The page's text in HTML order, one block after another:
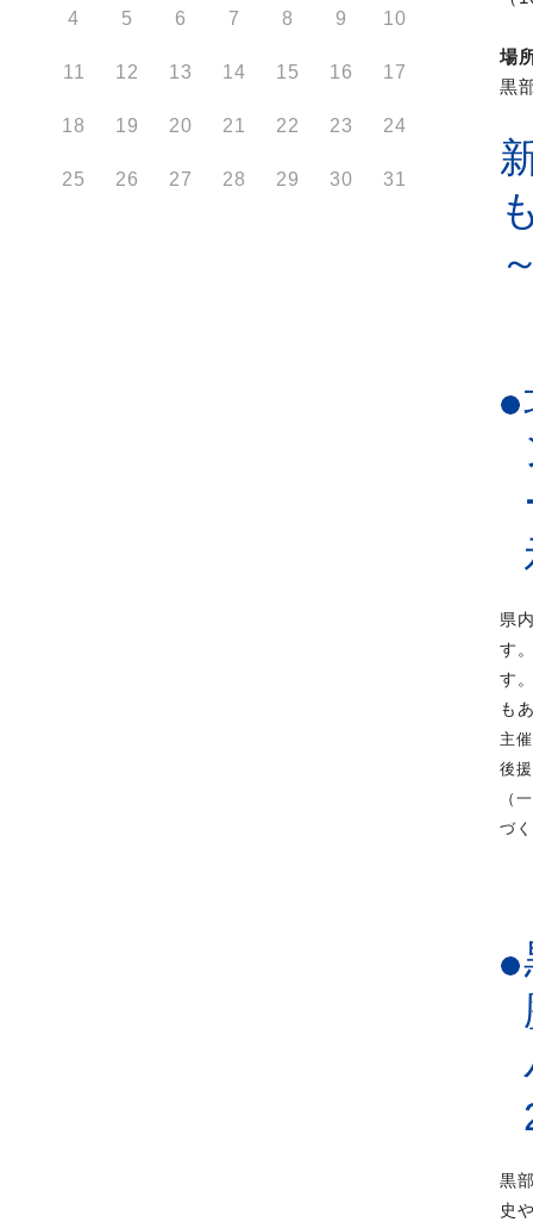
4 5 6 7 8 9 10
11 12 13 14 15 16 17
18 19 20 21 22 23 24
25 26 27 28 29 30 31
場
黒
県
す
す
も
主
後
（
づ
黒
史